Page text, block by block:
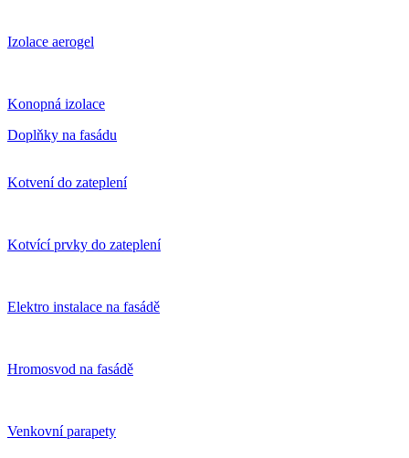
Izolace aerogel
Konopná izolace
Doplňky na fasádu
Kotvení do zateplení
Kotvící prvky do zateplení
Elektro instalace na fasádě
Hromosvod na fasádě
Venkovní parapety